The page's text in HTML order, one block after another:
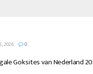
2026 0
Goksites van Nederland